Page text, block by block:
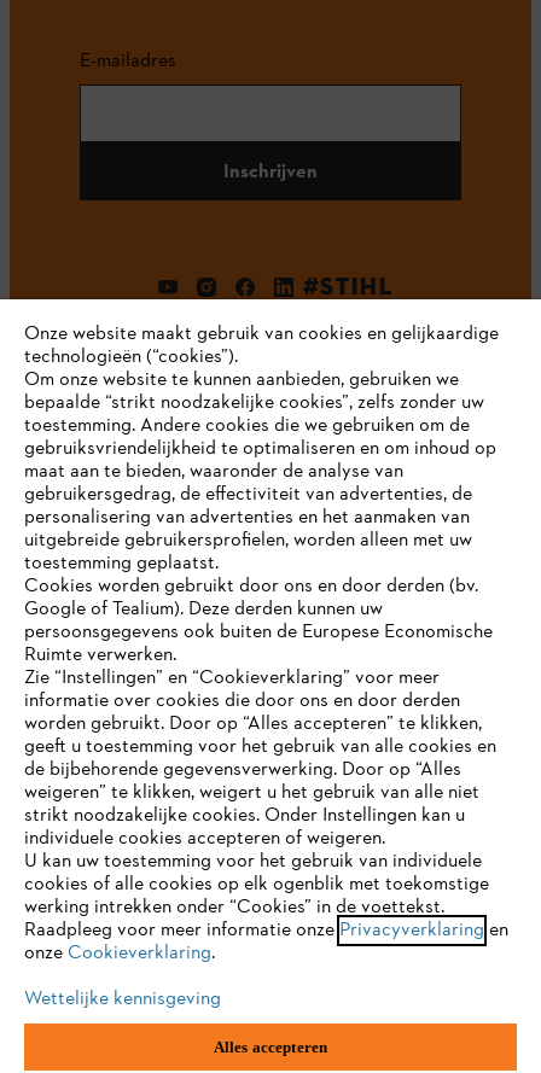
E-mailadres
Inschrijven
#STIHL
Bedrijf
STIHL FAQ
Contact
Gegevensbescherming Impressum
Cookie-informatie Juridische informatie
ANDREAS STIHL NV, Veurtstraat 117, 2870
België/Belgique
VAT Number: BE 0427.714.768
JE BROWSER WORDT NIET
ONDERSTEUND
Je gebruikt een browser die we nog niet ondersteunen. Om
onze website optimaal te kunnen gebruiken, raden we aan dat
je overschakelt op één van de volgende browsers:
firefox
safari edge
Onze website maakt gebruik van cookies en gelijkaardige
technologieën (“cookies”).
Om onze website te kunnen aanbieden, gebruiken we
bepaalde “strikt noodzakelijke cookies”, zelfs zonder uw
toestemming. Andere cookies die we gebruiken om de
gebruiksvriendelijkheid te optimaliseren en om inhoud op
maat aan te bieden, waaronder de analyse van
gebruikersgedrag, de effectiviteit van advertenties, de
personalisering van advertenties en het aanmaken van
uitgebreide gebruikersprofielen, worden alleen met uw
toestemming geplaatst.
Cookies worden gebruikt door ons en door derden (bv.
Google of Tealium). Deze derden kunnen uw
persoonsgegevens ook buiten de Europese Economische
Ruimte verwerken.
Zie “Instellingen” en “Cookieverklaring” voor meer
informatie over cookies die door ons en door derden
worden gebruikt. Door op “Alles accepteren” te klikken,
geeft u toestemming voor het gebruik van alle cookies en
de bijbehorende gegevensverwerking. Door op “Alles
weigeren” te klikken, weigert u het gebruik van alle niet
strikt noodzakelijke cookies. Onder Instellingen kan u
individuele cookies accepteren of weigeren.
U kan uw toestemming voor het gebruik van individuele
cookies of alle cookies op elk ogenblik met toekomstige
werking intrekken onder “Cookies” in de voettekst.
Raadpleeg voor meer informatie onze Privacyverklaring en
onze Cookieverklaring.
Wettelijke kennisgeving
Alles accepteren